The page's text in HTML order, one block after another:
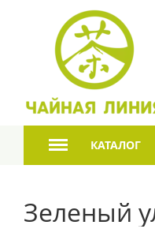
КАТАЛОГ
Зеленый